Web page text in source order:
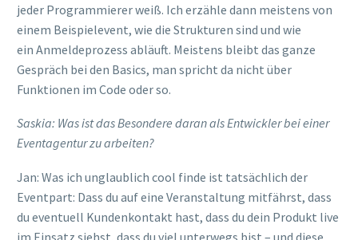
jeder Programmierer weiß. Ich erzähle dann meistens von
einem Beispielevent, wie die Strukturen sind und wie
ein Anmeldeprozess abläuft. Meistens bleibt das ganze
Gespräch bei den Basics, man spricht da nicht über
Funktionen im Code oder so.
Saskia: Was ist das Besondere daran als Entwickler bei einer
Eventagentur zu arbeiten?
Jan: Was ich unglaublich cool finde ist tatsächlich der
Eventpart: Dass du auf eine Veranstaltung mitfährst, dass
du eventuell Kundenkontakt hast, dass du dein Produkt live
im Einsatz siehst, dass du viel unterwegs bist – und diese